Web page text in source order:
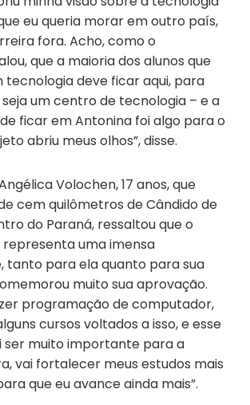
eu queria morar em outro país,
fora. Acho, como o
que a maioria dos alunos que
deve ficar aqui, para
um centro de tecnologia – e a
ficar em Antonina foi algo para o
abriu meus olhos”, disse.
Volochen, 17 anos, que
cem quilômetros de Cândido de
do Paraná, ressaltou que o
uma imensa
tanto para ela quanto para sua
muito sua aprovação.
programação de computador,
cursos voltados a isso, e esse
ser muito importante para a
vai fortalecer meus estudos mais
que eu avance ainda mais”.